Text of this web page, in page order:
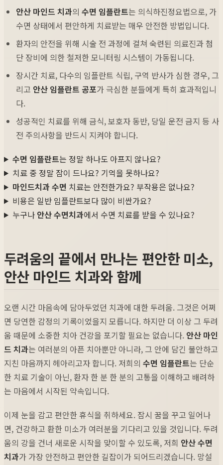
안산 마인드 치과의 수면 임플란트는 의식하진정요법으로, 가
수면 상태에서 편안하게 치료받는 매우 안전한 방법입니다.
환자의 안전을 위해 시술 전 과정에 걸쳐 숙련된 의료진과 첨
단 장비에 의한 철저한 모니터링 시스템이 가동됩니다.
장시간 치료, 다수의 임플란트 식립, 구역 반사가 심한 경우, 그
리고 안산 임플란트 공포가 극심한 분들에게 특히 효과적입니
다.
성공적인 치료를 위해 금식, 보호자 동반, 당일 운전 금지 등 사
전 주의사항을 반드시 지켜야 합니다.
수면 임플란트는 정말 하나도 아프지 않나요?
치료 중 정말 잠이 드나요? 기억을 못하나요?
마인드치과 수면 치료는 안전한가요? 부작용은 없나요?
비용은 일반 임플란트보다 많이 비싼가요?
누구나 안산 수면치과에서 수면 치료를 받을 수 있나요?
두려움의 끝에서 만나는 편안한 미소,
안산 마인드 치과와 함께
오랜 시간 마음속에 담아두었던 치과에 대한 두려움. 그것은 어쩌
면 당연한 감정의 기록이었을지 모릅니다. 하지만 더 이상 그 두려
움 때문에 소중한 치아 건강을 포기할 필요는 없습니다. 안산 마인
드 치과는 여러분의 아픈 치아뿐만 아니라, 그 안에 담긴 불안하고
지친 마음까지 헤아리고자 합니다. 저희의 수면 임플란트는 단순
한 치료 기술이 아닌, 환자 한 분 한 분의 고통을 이해하고 배려하
는 마음에서 시작된 약속입니다.
이제 눈을 감고 편안한 휴식을 취하세요. 잠시 꿈을 꾸고 일어나
면, 건강하고 환한 미소가 여러분을 기다리고 있을 것입니다. 두려
움의 강을 건너 새로운 시작을 맞이할 수 있도록, 저희 안산 수면
치과가 가장 안전하고 편안한 길잡이가 되어드리겠습니다. 망설